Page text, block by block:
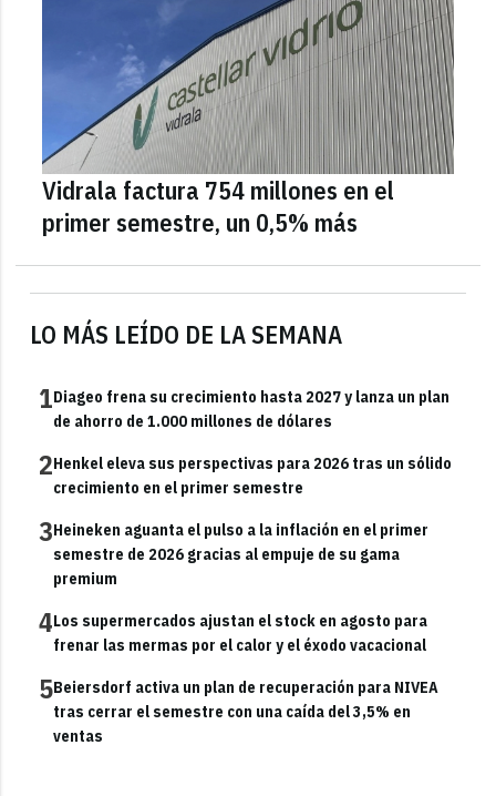
LO MÁS LEÍDO DE LA SEMANA
1Diageo frena su crecimiento hasta 2027 y lanza un plan
de ahorro de 1.000 millones de dólares
2Henkel eleva sus perspectivas para 2026 tras un sólido
crecimiento en el primer semestre
3Heineken aguanta el pulso a la inflación en el primer
semestre de 2026 gracias al empuje de su gama
premium
4Los supermercados ajustan el stock en agosto para
frenar las mermas por el calor y el éxodo vacacional
5Beiersdorf activa un plan de recuperación para NIVEA
tras cerrar el semestre con una caída del 3,5% en
ventas
Vidrala factura 754 millones en el
primer semestre, un 0,5% más